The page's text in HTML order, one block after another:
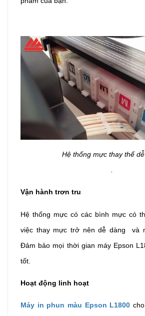
Hệ thống mực thay thế
Vận hành trơn tru
Hệ thống mực có các bình mực có
việc thay mực trở nên dễ dàng và
Đảm bảo mọi thời gian máy Epson
tốt.
Hoạt động linh hoạt
Máy in phun màu Epson L1800